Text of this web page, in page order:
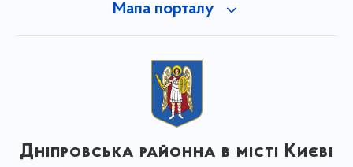
Мапа порталу
Дніпровська районна в місті Києві